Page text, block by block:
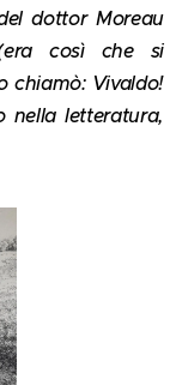
dottor Moreau
così che si
chiamò: Vivaldo!
nella letteratura,